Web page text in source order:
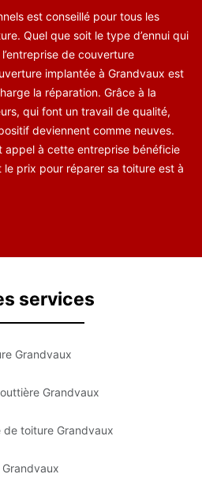
est conseillé pour tous les
Quel que soit le type d’ennui qui
de couverture
implantée à Grandvaux est
la réparation. Grâce à la
qui font un travail de qualité,
deviennent comme neuves.
appel à cette entreprise bénéficie
le prix pour réparer sa toiture est à
services
Grandvaux
Grandvaux
toiture Grandvaux